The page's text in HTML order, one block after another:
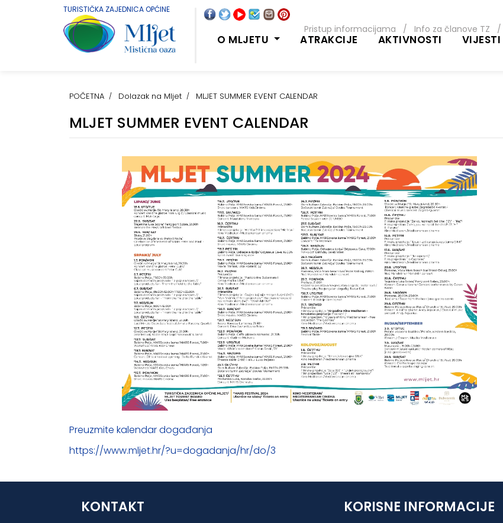
Pristup informacijama / Info za članove TZ /
TURISTIČKA ZAJEDNICA OPĆINE
O MLJETU ATRAKCIJE AKTIVNOSTI VIJESTI
POČETNA Dolazak na Mljet MLJET SUMMER EVENT CALENDAR
MLJET SUMMER EVENT CALENDAR
Preuzmite kalendar događanja
https://www.mljet.hr/?u=dogadanja/hr/do/3
KONTAKT KORISNE INFORMACIJE